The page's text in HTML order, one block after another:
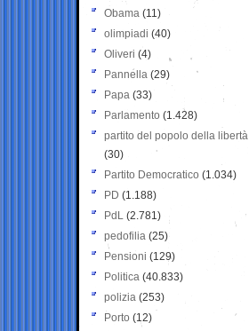
Obama (11)
olimpiadi (40)
Oliveri (4)
Pannella (29)
Papa (33)
Parlamento (1.428)
partito del popolo della libertà
(30)
Partito Democratico (1.034)
PD (1.188)
PdL (2.781)
pedofilia (25)
Pensioni (129)
Politica (40.833)
polizia (253)
Porto (12)